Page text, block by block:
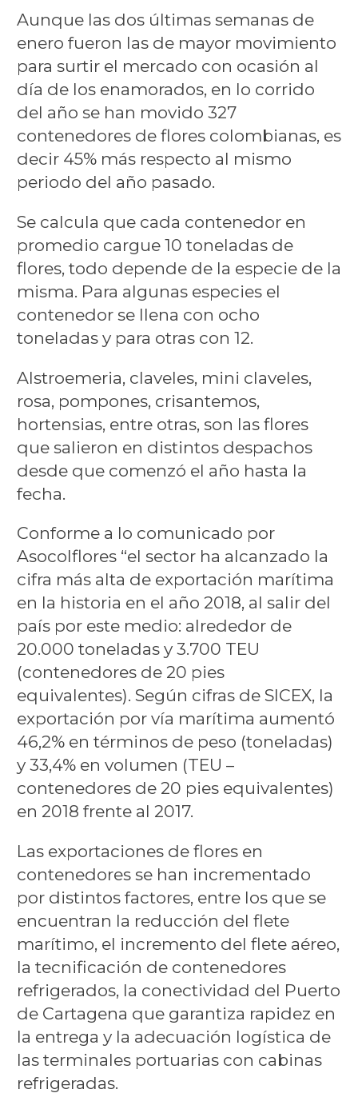
Aunque las dos últimas semanas de
enero fueron las de mayor movimiento
para surtir el mercado con ocasión al
día de los enamorados, en lo corrido
del año se han movido 327
contenedores de flores colombianas, es
decir 45% más respecto al mismo
periodo del año pasado.
Se calcula que cada contenedor en
promedio cargue 10 toneladas de
flores, todo depende de la especie de la
misma. Para algunas especies el
contenedor se llena con ocho
toneladas y para otras con 12.
Alstroemeria, claveles, mini claveles,
rosa, pompones, crisantemos,
hortensias, entre otras, son las flores
que salieron en distintos despachos
desde que comenzó el año hasta la
fecha.
Conforme a lo comunicado por
Asocolflores “el sector ha alcanzado la
cifra más alta de exportación marítima
en la historia en el año 2018, al salir del
país por este medio: alrededor de
20.000 toneladas y 3.700 TEU
(contenedores de 20 pies
equivalentes). Según cifras de SICEX, la
exportación por vía marítima aumentó
46,2% en términos de peso (toneladas)
y 33,4% en volumen (TEU –
contenedores de 20 pies equivalentes)
en 2018 frente al 2017.
Las exportaciones de flores en
contenedores se han incrementado
por distintos factores, entre los que se
encuentran la reducción del flete
marítimo, el incremento del flete aéreo,
la tecnificación de contenedores
refrigerados, la conectividad del Puerto
de Cartagena que garantiza rapidez en
la entrega y la adecuación logística de
las terminales portuarias con cabinas
refrigeradas.